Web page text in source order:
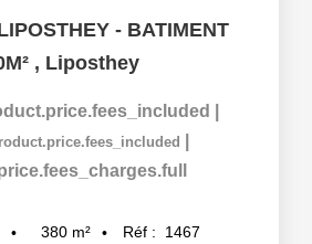
- BATIMENT
, Liposthey
380 m² Réf : 1467